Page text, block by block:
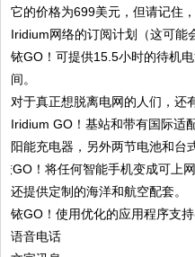
它的价格为699美元，但请记住
Iridium网络的订阅计划（这可能
铱GO！可提供15.5小时的待机
间。
对于真正想脱离电网的人们，还
Iridium GO！基站和带有国际适
阳能充电器，另外两节电池和台
还提供定制的海洋和航空配套。
铱GO！使用优化的应用程序支持
语音电话